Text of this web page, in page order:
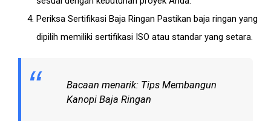
Periksa Sertifikasi Baja Ringan Pastikan baja ringan yang
dipilih memiliki sertifikasi ISO atau standar yang setara.
Bacaan menarik: Tips Membangun
Kanopi Baja Ringan